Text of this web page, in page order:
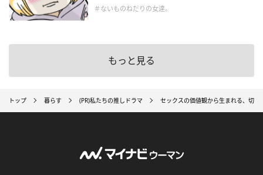
＃ないものねだりの女達。
もっと見る
トップ 暮らす (PR)私たちの推しドラマ セックスの価値観から生まれる、切